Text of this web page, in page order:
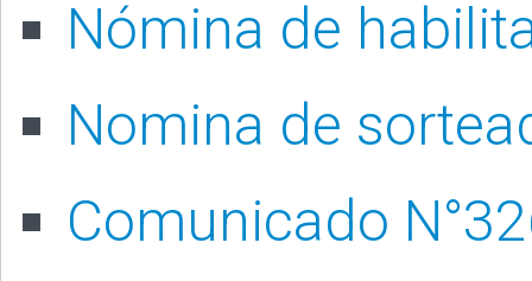
Nómina de
Nomina de
Comunicado